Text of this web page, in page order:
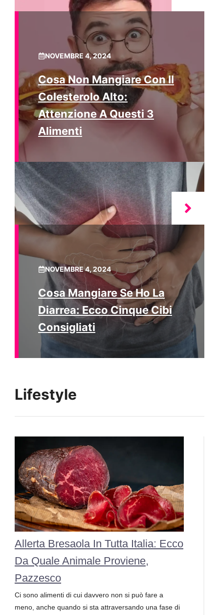
NOVEMBRE 4, 2024
Cosa Non Mangiare Con Il
Colesterolo Alto:
Attenzione A Questi 3
Alimenti
NOVEMBRE 4, 2024
Cosa Mangiare Se Ho La
Diarrea: Ecco Cinque Cibi
Consigliati
Lifestyle
Allerta Bresaola In Tutta Italia: Ecco
Da Quale Animale Proviene,
Pazzesco
Ci sono alimenti di cui davvero non si può fare a
meno, anche quando si sta attraversando una fase di